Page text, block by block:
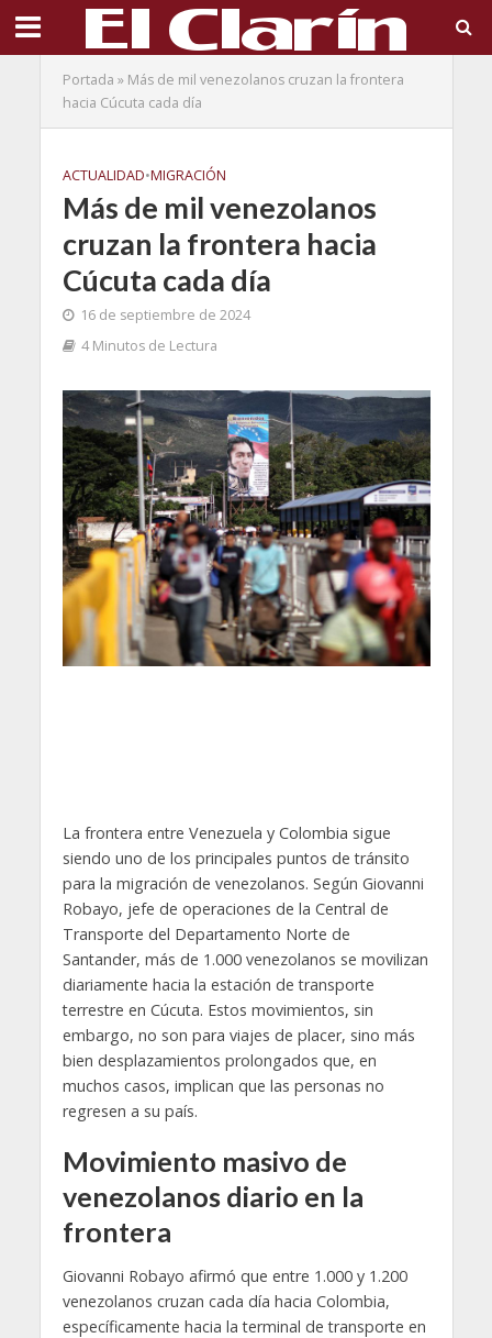
Portada » Más de mil venezolanos cruzan la frontera
hacia Cúcuta cada día
ACTUALIDAD•MIGRACIÓN
Más de mil venezolanos
cruzan la frontera hacia
Cúcuta cada día
16 de septiembre de 2024
4 Minutos de Lectura
La frontera entre Venezuela y Colombia sigue
siendo uno de los principales puntos de tránsito
para la migración de venezolanos. Según Giovanni
Robayo, jefe de operaciones de la Central de
Transporte del Departamento Norte de
Santander, más de 1.000 venezolanos se movilizan
diariamente hacia la estación de transporte
terrestre en Cúcuta. Estos movimientos, sin
embargo, no son para viajes de placer, sino más
bien desplazamientos prolongados que, en
muchos casos, implican que las personas no
regresen a su país.
Movimiento masivo de
venezolanos diario en la
frontera
Giovanni Robayo afirmó que entre 1.000 y 1.200
venezolanos cruzan cada día hacia Colombia,
específicamente hacia la terminal de transporte en